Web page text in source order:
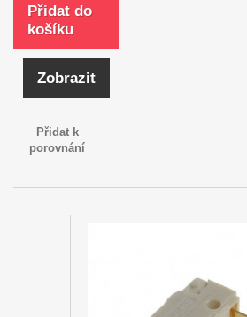
Přidat do
košíku
Zobrazit
Přidat k
porovnání